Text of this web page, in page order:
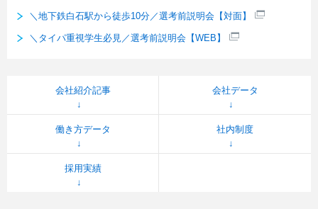
＼地下鉄白石駅から徒歩10分／選考前説明会【対面】
＼タイパ重視学生必見／選考前説明会【WEB】
会社紹介記事 会社データ
働き方データ 社内制度
採用実績